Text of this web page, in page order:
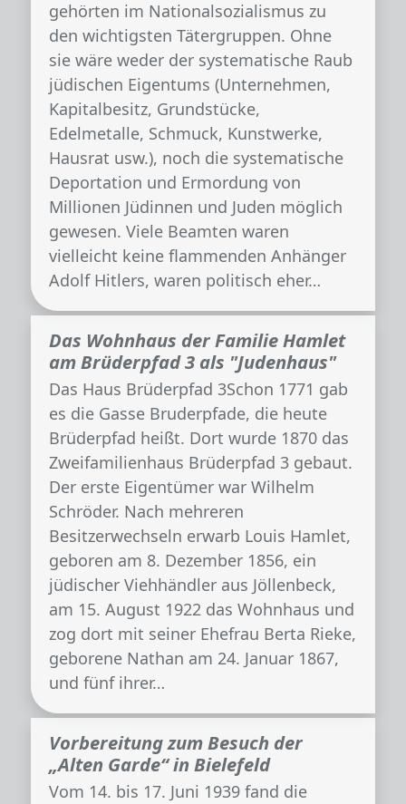
gehörten im Nationalsozialismus zu
den wichtigsten Tätergruppen. Ohne
sie wäre weder der systematische Raub
jüdischen Eigentums (Unternehmen,
Kapitalbesitz, Grundstücke,
Edelmetalle, Schmuck, Kunstwerke,
Hausrat usw.), noch die systematische
Deportation und Ermordung von
Millionen Jüdinnen und Juden möglich
gewesen. Viele Beamten waren
vielleicht keine flammenden Anhänger
Adolf Hitlers, waren politisch eher…
Das Wohnhaus der Familie Hamlet
am Brüderpfad 3 als "Judenhaus"
Das Haus Brüderpfad 3Schon 1771 gab
es die Gasse Bruderpfade, die heute
Brüderpfad heißt. Dort wurde 1870 das
Zweifamilienhaus Brüderpfad 3 gebaut.
Der erste Eigentümer war Wilhelm
Schröder. Nach mehreren
Besitzerwechseln erwarb Louis Hamlet,
geboren am 8. Dezember 1856, ein
jüdischer Viehhändler aus Jöllenbeck,
am 15. August 1922 das Wohnhaus und
zog dort mit seiner Ehefrau Berta Rieke,
geborene Nathan am 24. Januar 1867,
und fünf ihrer…
Vorbereitung zum Besuch der
„Alten Garde“ in Bielefeld
Vom 14. bis 17. Juni 1939 fand die